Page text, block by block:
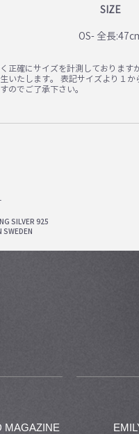
SIZE
OS- 全長
正確にサイズを計測しております
いたします。 表記サイズより１
のでご了承下さい。
SILVER 925
SWEDEN
MAGAZINE